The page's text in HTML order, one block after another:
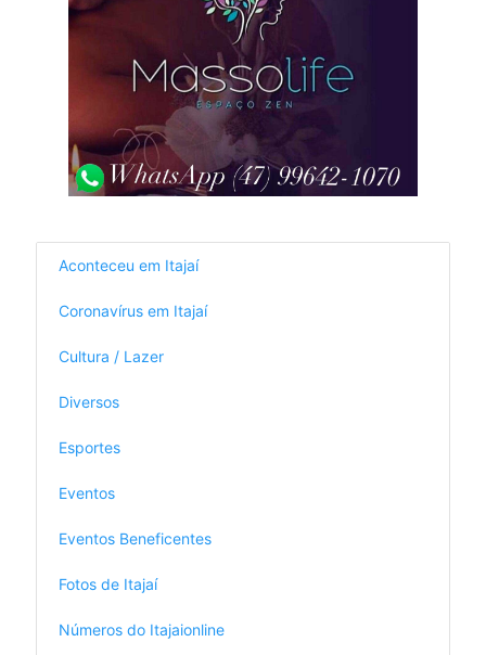
Aconteceu em Itajaí
Coronavírus em Itajaí
Cultura / Lazer
Diversos
Esportes
Eventos
Eventos Beneficentes
Fotos de Itajaí
Números do Itajaionline